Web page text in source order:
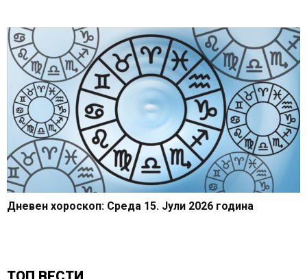
Дневен хороскоп: Среда 15. Јули 2026 година